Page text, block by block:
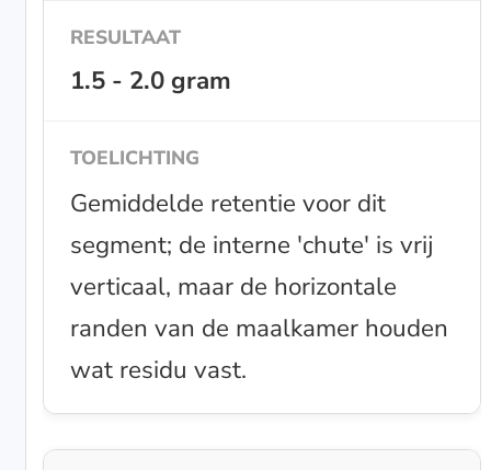
1.5 - 2.0 gram
Gemiddelde retentie voor dit
segment; de interne 'chute' is vrij
verticaal, maar de horizontale
randen van de maalkamer houden
wat residu vast.